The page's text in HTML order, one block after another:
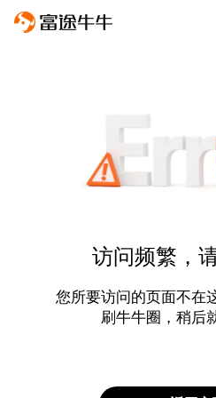
访问频繁，
您所要访问的页面不在
刷牛牛圈，稍后